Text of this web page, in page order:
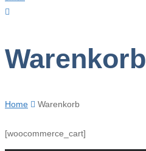
Warenkorb
Home Warenkorb
[woocommerce_cart]